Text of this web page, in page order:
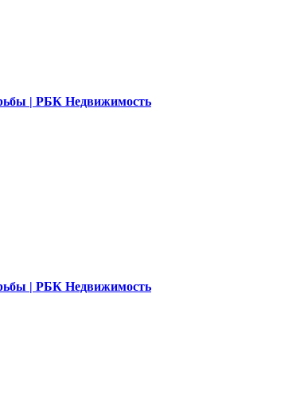
| РБК Недвижимость
| РБК Недвижимость